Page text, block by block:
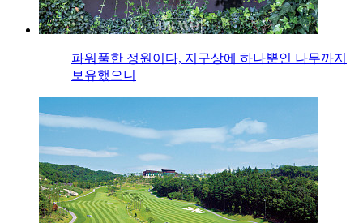
파워풀한 정원이다, 지구상에 하나뿐인 나무까지
보유했으니